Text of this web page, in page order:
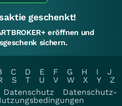
geschenkt!
eröffnen und
sichern.
C D E F G H I
J
S T U V W X Y
Z
Datenschutz
Datenschutz-